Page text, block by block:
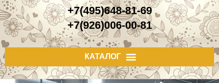
+7(495)648-81-69
+7(926)006-00-81